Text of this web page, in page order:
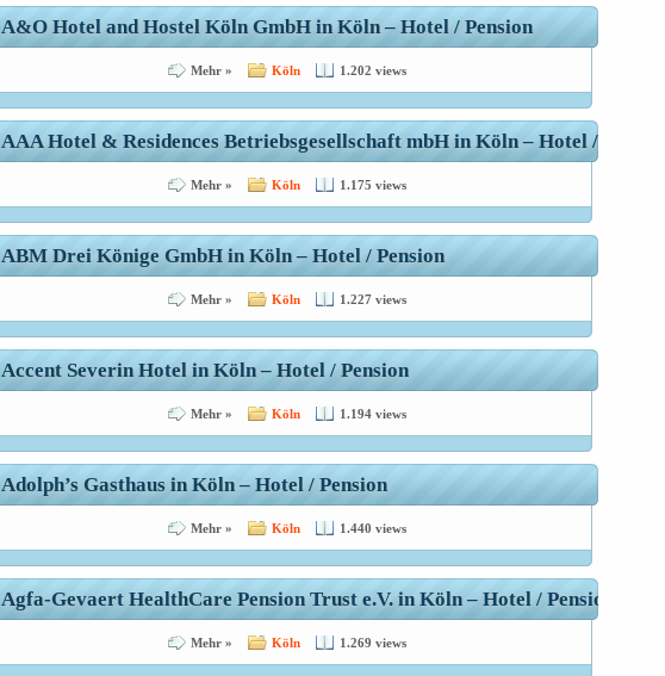
A&O Hotel and Hostel Köln GmbH in Köln – Hotel / Pension
Mehr » Köln 1.202 views
AAA Hotel & Residences Betriebsgesellschaft mbH in Köln – Hotel / Pension
Mehr » Köln 1.175 views
ABM Drei Könige GmbH in Köln – Hotel / Pension
Mehr » Köln 1.227 views
Accent Severin Hotel in Köln – Hotel / Pension
Mehr » Köln 1.194 views
Adolph’s Gasthaus in Köln – Hotel / Pension
Mehr » Köln 1.440 views
Agfa-Gevaert HealthCare Pension Trust e.V. in Köln – Hotel / Pension
Mehr » Köln 1.269 views